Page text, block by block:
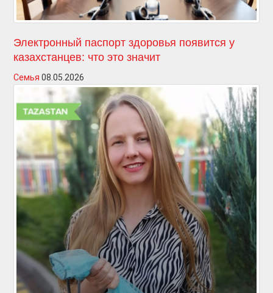
Электронный паспорт здоровья появится у
казахстанцев: что это значит
Семья 08.05.2026